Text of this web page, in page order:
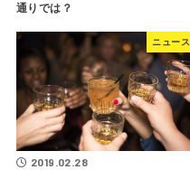
通りでは？
ニュース
2019.02.28